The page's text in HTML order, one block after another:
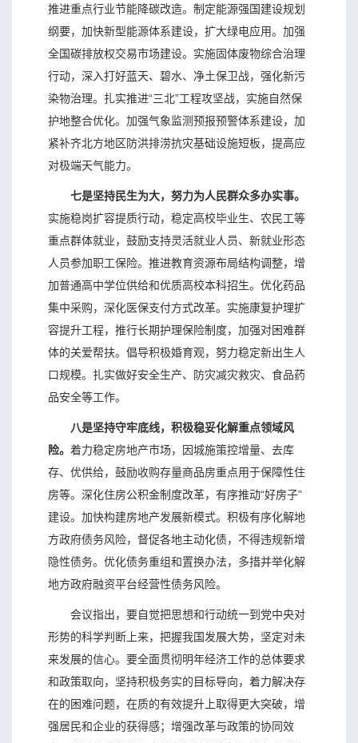
推进重点行业节能降碳改造。制定能源强国建设规划
纲要，加快新型能源体系建设，扩大绿电应用。加强
全国碳排放权交易市场建设。实施固体废物综合治理
行动，深入打好蓝天、碧水、净土保卫战，强化新污
染物治理。扎实推进“三北”工程攻坚战，实施自然保
护地整合优化。加强气象监测预报预警体系建设，加
紧补齐北方地区防洪排涝抗灾基础设施短板，提高应
对极端天气能力。
七是坚持民生为大，努力为人民群众多办实事。
实施稳岗扩容提质行动，稳定高校毕业生、农民工等
重点群体就业，鼓励支持灵活就业人员、新就业形态
人员参加职工保险。推进教育资源布局结构调整，增
加普通高中学位供给和优质高校本科招生。优化药品
集中采购，深化医保支付方式改革。实施康复护理扩
容提升工程，推行长期护理保险制度，加强对困难群
体的关爱帮扶。倡导积极婚育观，努力稳定新出生人
口规模。扎实做好安全生产、防灾减灾救灾、食品药
品安全等工作。
八是坚持守牢底线，积极稳妥化解重点领域风
险。 着力稳定房地产市场，因城施策控增量、去库
存、优供给，鼓励收购存量商品房重点用于保障性住
房等。深化住房公积金制度改革，有序推动“好房子”
建设。加快构建房地产发展新模式。积极有序化解地
方政府债务风险，督促各地主动化债，不得违规新增
隐性债务。优化债务重组和置换办法，多措并举化解
地方政府融资平台经营性债务风险。
会议指出，要自觉把思想和行动统一到党中央对
形势的科学判断上来，把握我国发展大势，坚定对未
来发展的信心。要全面贯彻明年经济工作的总体要求
和政策取向，坚持积极务实的目标导向，着力解决存
在的困难问题，在质的有效提升上取得更大突破，增
强居民和企业的获得感；增强改革与政策的协同效